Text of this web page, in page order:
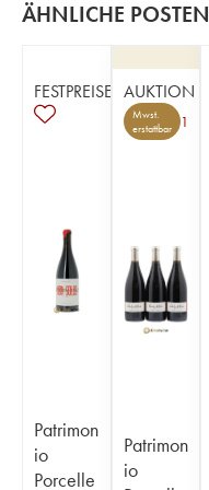
ÄHNLICHE POSTEN
FESTPREISE
Patrimon
io
Porcelle
AUKTION
Mwst.
erstattbar
1
Patrimon
io